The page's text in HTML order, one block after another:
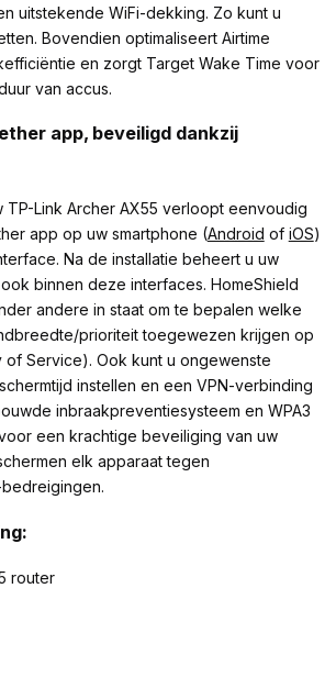
uitstekende WiFi-dekking. Zo kunt u
Bovendien optimaliseert Airtime
en zorgt Target Wake Time voor
van accus.
app, beveiligd dankzij
TP-Link Archer AX55 verloopt eenvoudig
app op uw smartphone (Android of iOS)
Na de installatie beheert u uw
binnen deze interfaces. HomeShield
andere in staat om te bepalen welke
prioriteit toegewezen krijgen op
of Service). Ook kunt u ongewenste
instellen en een VPN-verbinding
inbraakpreventiesysteem en WPA3
een krachtige beveiliging van uw
elk apparaat tegen
router